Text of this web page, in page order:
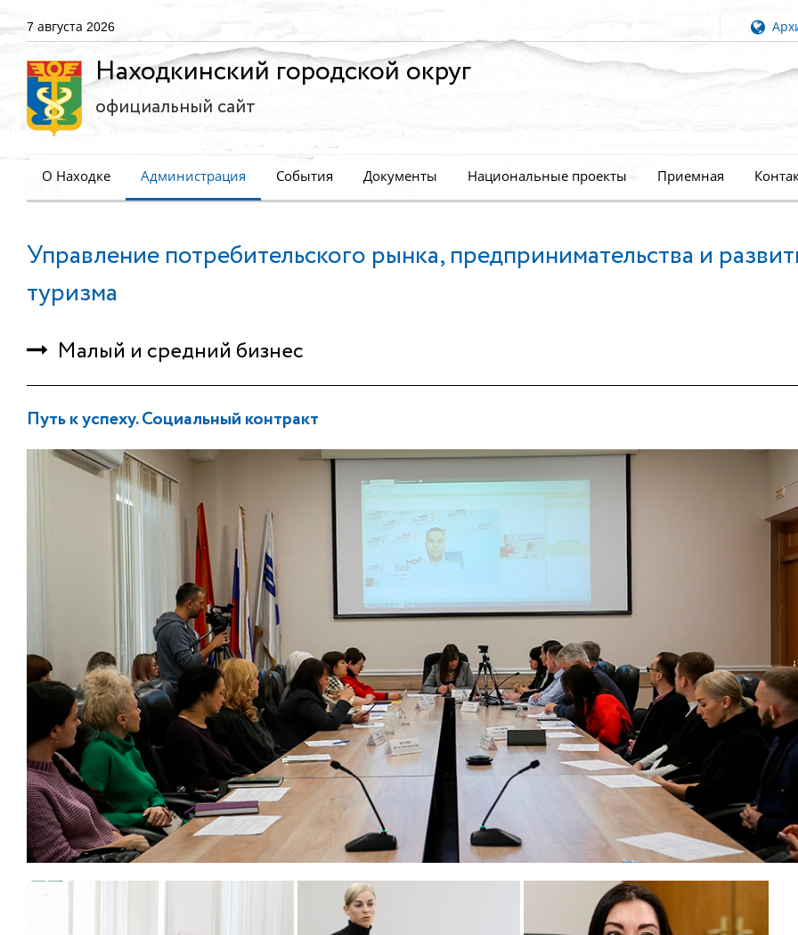
7 августа 2026
Находкинский городской округ
официальный сайт
О Находке Администрация События Документы Национальные проекты Приемная
Управление потребительского рынка, предпринимательства и
туризма
Малый и средний бизнес
Путь к успеху. Социальный контракт